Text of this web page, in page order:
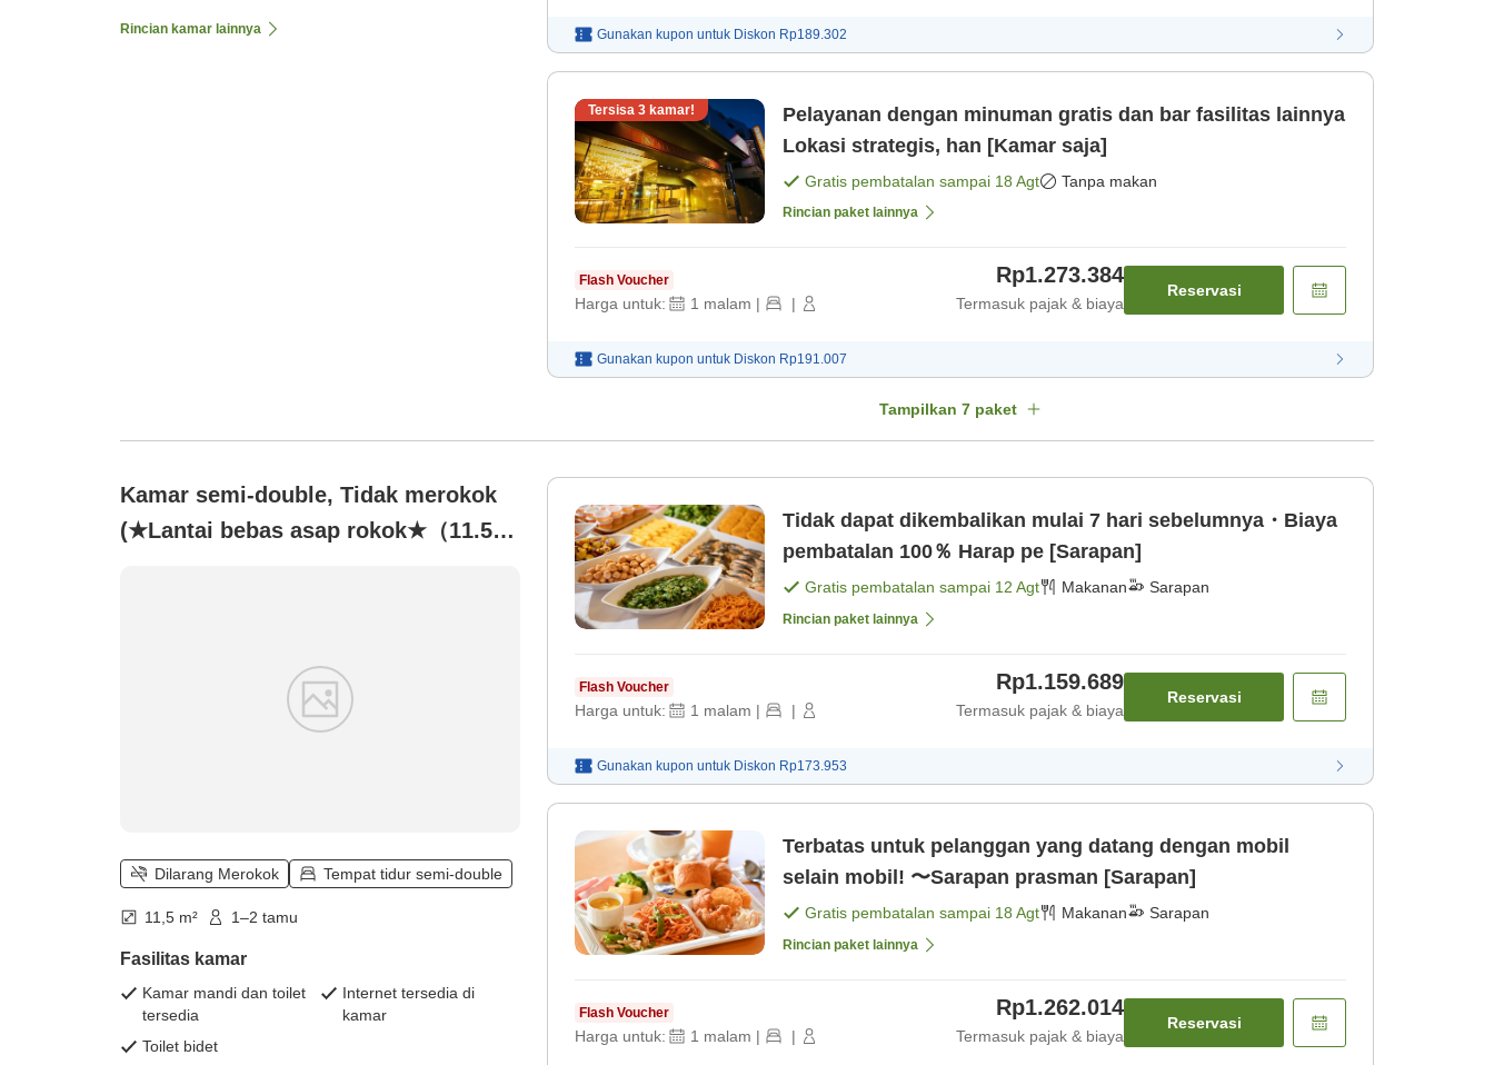
Rincian kamar lainnya Gunakan kupon untuk Diskon Rp189.302
Tersisa 3 kamar!
Pelayanan dengan minuman gratis dan bar fasilitas lainnya
Lokasi strategis, han [Kamar saja]
Gratis pembatalan sampai 18 Agt Tanpa makan
Rincian paket lainnya
Flash Voucher
Harga untuk: 1 malam | |
Rp1.273.384
Termasuk pajak & biaya
Reservasi
Gunakan kupon untuk Diskon Rp191.007
Tampilkan 7 paket
Kamar semi-double, Tidak merokok
(★Lantai bebas asap rokok★（11.5
Dilarang Merokok Tempat tidur semi-double
11,5 m² 1–2 tamu
Fasilitas kamar
Kamar mandi dan toilet
tersedia
Internet tersedia di
kamar
Toilet bidet
Tidak dapat dikembalikan mulai 7 hari sebelumnya・Biaya
pembatalan 100％ Harap pe [Sarapan]
Gratis pembatalan sampai 12 Agt Makanan Sarapan
Rincian paket lainnya
Flash Voucher
Harga untuk: 1 malam | |
Rp1.159.689
Termasuk pajak & biaya
Reservasi
Gunakan kupon untuk Diskon Rp173.953
Terbatas untuk pelanggan yang datang dengan mobil
selain mobil! 〜Sarapan prasman [Sarapan]
Gratis pembatalan sampai 18 Agt Makanan Sarapan
Rincian paket lainnya
Flash Voucher
Harga untuk: 1 malam | |
Rp1.262.014
Termasuk pajak & biaya
Reservasi